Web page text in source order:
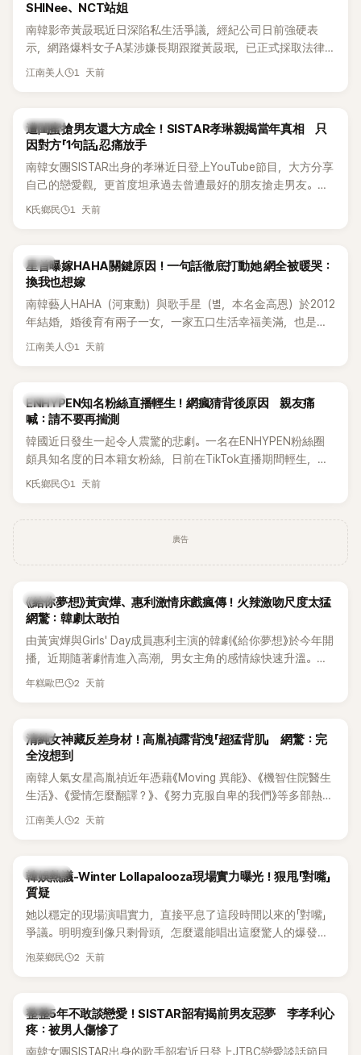
SHINee、NCT站姐
南韓影帝黃晸珉近日深陷私生活爭議，經紀公司日前強硬表
示，網路爆料女子A某涉嫌長期跟蹤黃晸珉，已正式採取法律
行動。不過，A並未停止發聲，持續透過社群平台公開爆料，反
的錄音內容，而A也首度承認自己過去曾是SHINee、NCT等偶
像團體的「站姐」，事件持續延燒。
江南美人 1 天前
K-POP
遭閨蜜搶男友還大方成全！SISTAR孝琳親揭當年真相 只
因對方「1句話」忍痛放手
南韓女團SISTAR出身的孝琳近日登上YouTube節目，大方分享
自己的戀愛觀，更首度坦承過去曾遭最好的朋友搶走男友。她
表示，當時選擇瀟灑放手，但如果同樣的事情現在再發生，「我
K氏鄉民 1 天前
韓星
星首曝嫁HAHA關鍵原因！一句話徹底打動她 網全被暖哭：
換我也想嫁
南韓藝人HAHA（河東勳）與歌手星（별，本名金高恩）於2012
年結婚，婚後育有兩子一女，一家五口生活幸福美滿，也是韓
國演藝圈公認的模範夫妻。近日，星首度公開當年決定嫁給
江南美人 1 天前
K-POP
ENHYPEN知名粉絲直播輕生！網瘋猜背後原因 親友痛
喊：請不要再揣測
韓國近日發生一起令人震驚的悲劇。一名在ENHYPEN粉絲圈
頗具知名度的日本籍女粉絲，日前在TikTok直播期間輕生，最
終不幸身亡，消息曝光後震驚韓網，也讓不少粉絲湧入社群平
K氏鄉民 1 天前
廣告
韓劇
《給你夢想》黃寅燁、惠利激情床戲瘋傳！火辣激吻尺度太猛
網驚：韓劇太敢拍
由黃寅燁與Girls' Day成員惠利主演的韓劇《給你夢想》於今年開
播，近期隨著劇情進入高潮，男女主角的感情線快速升溫。最
新播出的第8集不僅上演火辣吻戲，更接連出現床戲橋段，讓
年糕歐巴 2 天前
韓星
清純女神藏反差身材！高胤禎露背洩「超猛背肌」 網驚：完
全沒想到
南韓人氣女星高胤禎近年憑藉《Moving 異能》、《機智住院醫生
生活》、《愛情怎麼翻譯？》、《努力克服自卑的我們》等多部熱門
作品，躍升為韓劇新一代女神代表，不僅演技備受肯定，精緻
細身材下的超狂背肌與肩膀線條，反差感十足，讓不少網友看
傻直呼：「原來她身材這麼猛！」
江南美人 2 天前
熱議討論
韓娛熱議-Winter Lollapalooza現場實力曝光！狠甩「對嘴」
質疑
她以穩定的現場演唱實力，直接平息了這段時間以來的「對嘴」
爭議。明明瘦到像只剩骨頭，怎麼還能唱出這麼驚人的爆發力
和音量？
泡菜鄉民 2 天前
韓星
整整5年不敢談戀愛！SISTAR韶宥揭前男友惡夢 李孝利心
疼：被男人傷慘了
南韓女團SISTAR出身的歌手韶宥近日登上JTBC戀愛談話節目